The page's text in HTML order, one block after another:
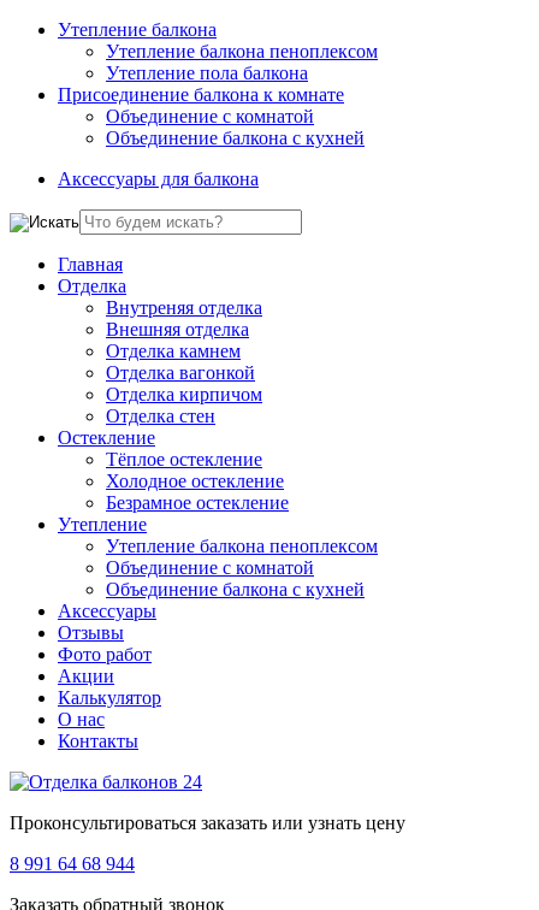
Утепление балкона
Утепление балкона пеноплексом
Утепление пола балкона
Присоединение балкона к комнате
Объединение с комнатой
Объединение балкона с кухней
Аксессуары для балкона
Главная
Отделка
Внутреняя отделка
Внешняя отделка
Отделка камнем
Отделка вагонкой
Отделка кирпичом
Отделка стен
Остекление
Тёплое остекление
Холодное остекление
Безрамное остекление
Утепление
Утепление балкона пеноплексом
Объединение с комнатой
Объединение балкона с кухней
Аксессуары
Отзывы
Фото работ
Акции
Калькулятор
О нас
Контакты
Проконсультироваться заказать или узнать цену
8 991 64 68 944
Заказать обратный звонок